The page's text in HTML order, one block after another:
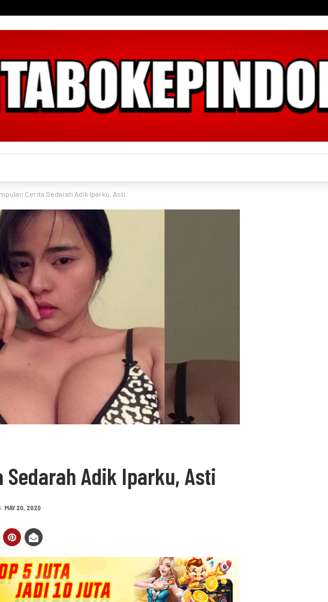
Cerita Sedarah Adik Iparku, Asti
Sedarah Adik Iparku, Asti
MAY 20, 2020